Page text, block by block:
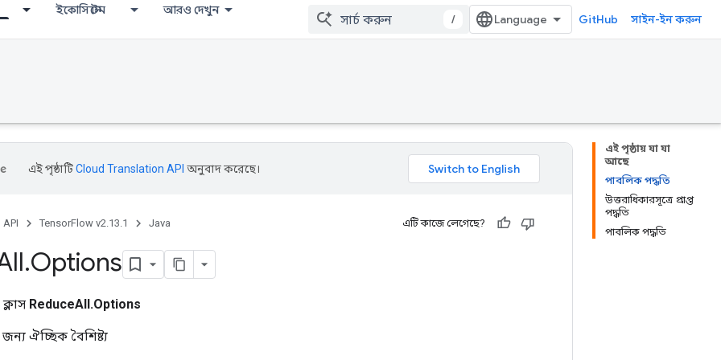
ইকোসিস্টেম আরও দেখুন
/ GitHub সাইন-ইন করুন
এই পৃষ্ঠায় যা যা
আছে
পাবলিক পদ্ধতি
উত্তরাধিকারসূত্রে প্রাপ্ত
পদ্ধতি
পাবলিক পদ্ধতি
এই পৃষ্ঠাটিCloud Translation API অনুবাদ করেছে।
API TensorFlow v2.13.1 Java এটি কাজে লেগেছে?
.Options
ReduceAll.Options
ঐচ্ছিক বৈশিষ্ট্য